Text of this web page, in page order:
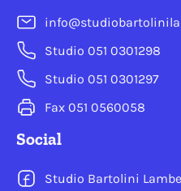
Studio 051 0301298
Studio 051 0301297
Fax 051 0560058
Social
Studio Bartolini